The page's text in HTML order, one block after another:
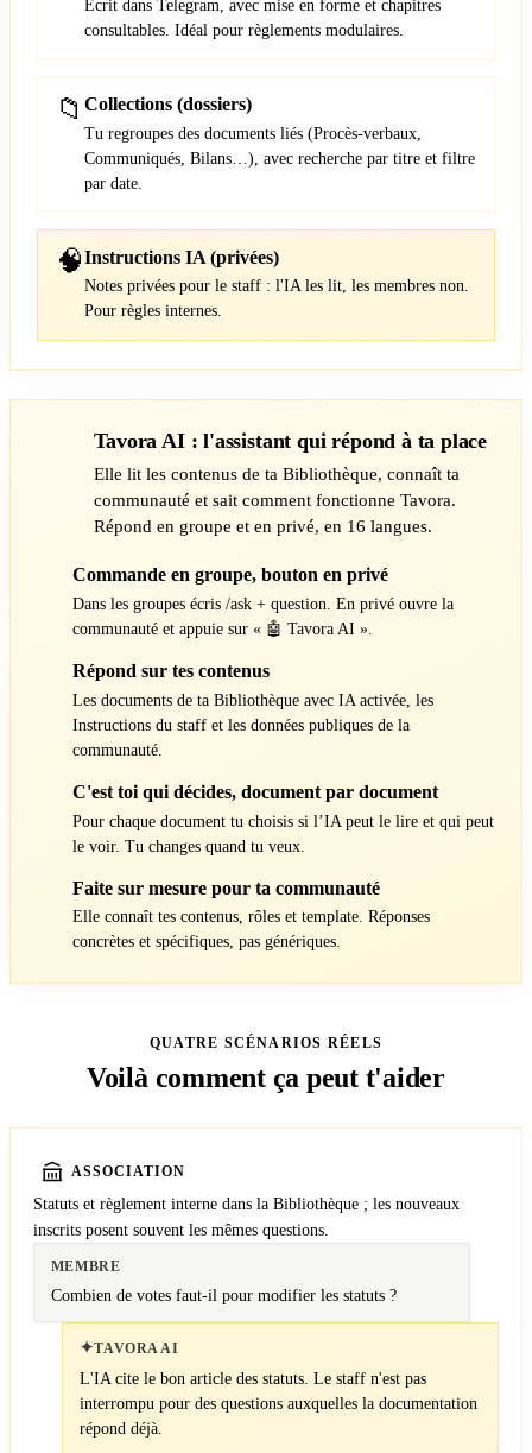
Écrit dans Telegram, avec mise en forme et chapitres
consultables. Idéal pour règlements modulaires.
📁 Collections (dossiers)
Tu regroupes des documents liés (Procès-verbaux,
Communiqués, Bilans…), avec recherche par titre et filtre
par date.
🧠Instructions IA (privées)
Notes privées pour le staff : l'IA les lit, les membres non.
Pour règles internes.
Tavora AI : l'assistant qui répond à ta place
Elle lit les contenus de ta Bibliothèque, connaît ta
communauté et sait comment fonctionne Tavora.
Répond en groupe et en privé, en 16 langues.
Commande en groupe, bouton en privé
Dans les groupes écris /ask + question. En privé ouvre la
communauté et appuie sur « 🤖 Tavora AI ».
Répond sur tes contenus
Les documents de ta Bibliothèque avec IA activée, les
Instructions du staff et les données publiques de la
communauté.
C'est toi qui décides, document par document
Pour chaque document tu choisis si l’IA peut le lire et qui peut
le voir. Tu changes quand tu veux.
Faite sur mesure pour ta communauté
Elle connaît tes contenus, rôles et template. Réponses
concrètes et spécifiques, pas génériques.
QUATRE SCÉNARIOS RÉELS
Voilà comment ça peut t'aider
ASSOCIATION
Statuts et règlement interne dans la Bibliothèque ; les nouveaux
inscrits posent souvent les mêmes questions.
MEMBRE
Combien de votes faut-il pour modifier les statuts ?
✦TAVORA AI
L'IA cite le bon article des statuts. Le staff n'est pas
interrompu pour des questions auxquelles la documentation
répond déjà.